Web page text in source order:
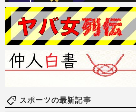
スポーツの最新記事